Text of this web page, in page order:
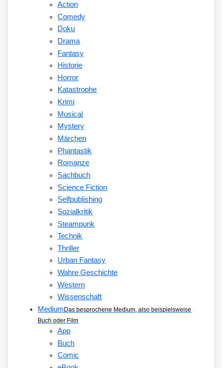
Action
Comedy
Doku
Drama
Fantasy
Historie
Horror
Katastrophe
Krimi
Musical
Mystery
Märchen
Phantastik
Romanze
Sachbuch
Science Fiction
Selfpublishing
Sozialkritik
Steampunk
Technik
Thriller
Urban Fantasy
Wahre Geschichte
Western
Wissenschaft
Medium Das besprochene Medium, also beispielsweise
Buch oder Film
App
Buch
Comic